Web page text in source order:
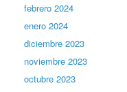
febrero 2024
enero 2024
diciembre 2023
noviembre 2023
octubre 2023